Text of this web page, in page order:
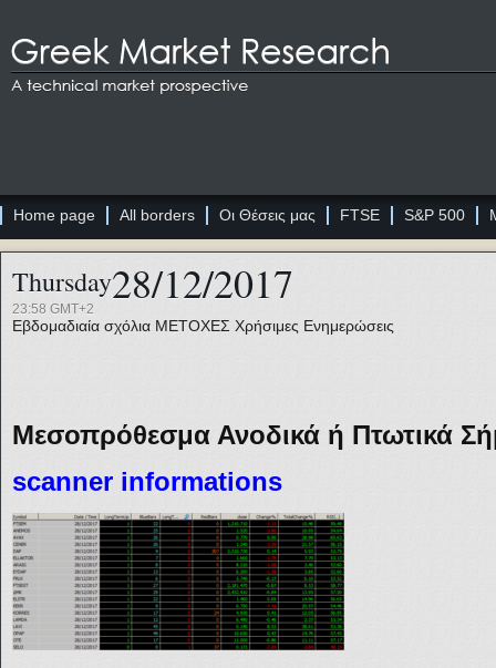
Home page All borders Οι Θέσεις μας FTSE S&P 500
Thursday28/12/2017
23:58 GMT+2
Εβδομαδιαία σχόλια ΜΕΤΟΧΕΣ Χρήσιμες Ενημερώσεις
Μεσοπρόθεσμα Ανοδικά ή Πτωτικά
scanner informations